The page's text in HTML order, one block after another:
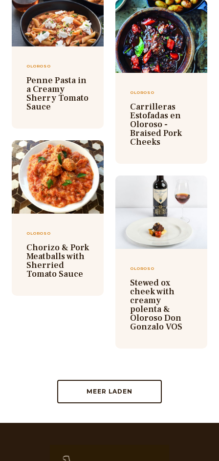
OLOROSO
Penne Pasta in
a Creamy
Sherry Tomato
Sauce
OLOROSO
Carrilleras
Estofadas en
Oloroso -
Braised Pork
Cheeks
OLOROSO
Chorizo & Pork
Meatballs with
Sherried
Tomato Sauce OLOROSO
Stewed ox
cheek with
creamy
polenta &
Oloroso Don
Gonzalo VOS
MEER LADEN